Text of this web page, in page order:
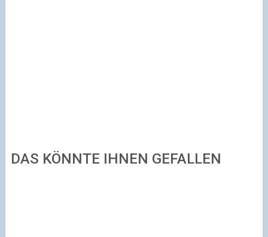
DAS KÖNNTE IHNEN GEFALLEN